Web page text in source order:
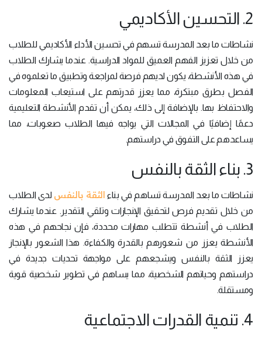
2. التحسين الأكاديمي
نشاطات ما بعد المدرسة تسهم في تحسين الأداء الأكاديمي للطلاب
من خلال تعزيز الفهم العميق للمواد الدراسية. عندما يشارك الطلاب
في هذه الأنشطة، يكون لديهم فرصة لمراجعة وتطبيق ما تعلموه في
الفصل بطرق مبتكرة، مما يعزز قدرتهم على استيعاب المعلومات
والاحتفاظ بها. بالإضافة إلى ذلك، يمكن أن تقدم الأنشطة التعليمية
دعمًا إضافيًا في المجالات التي يواجه فيها الطلاب صعوبات، مما
يساعدهم على التفوق في دراستهم.
3. بناء الثقة بالنفس
نشاطات ما بعد المدرسة تساهم في بناء الثقة بالنفس لدى الطلاب
من خلال تقديم فرص لتحقيق الإنجازات وتلقي التقدير. عندما يشارك
الطلاب في أنشطة تتطلب مهارات محددة، فإن نجاحهم في هذه
الأنشطة يعزز من شعورهم بالقدرة والكفاءة. هذا الشعور بالإنجاز
يعزز الثقة بالنفس ويشجعهم على مواجهة تحديات جديدة في
دراستهم وحياتهم الشخصية، مما يساهم في تطوير شخصية قوية
ومستقلة.
4. تنمية القدرات الاجتماعية